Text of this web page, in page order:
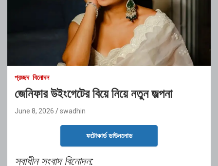
প্রচ্ছদ বিনোদন
জেনিফার উইংগেটের বিয়ে নিয়ে নতুন জল্পনা
June 8, 2026 swadhin
ফটোকার্ড ডাউনলোড
স্বাধীন সংবাদ বিনোদন: